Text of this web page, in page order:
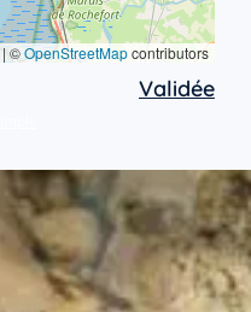
|©OpenStreetMapcontributors
Validée